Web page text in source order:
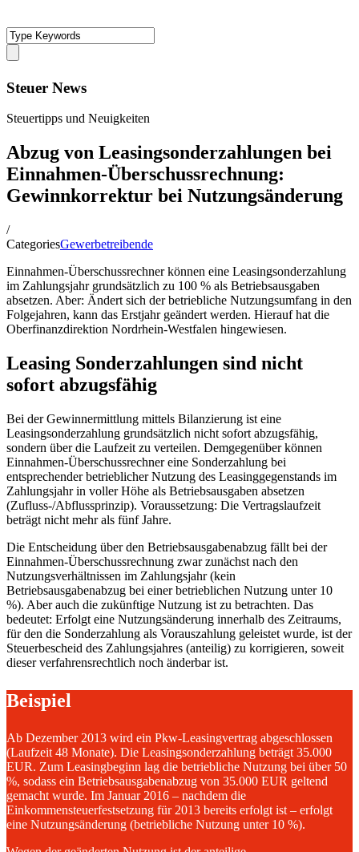
Steuer News
Steuertipps und Neuigkeiten
Abzug von Leasingsonderzahlungen bei
Einnahmen-Überschussrechnung:
Gewinnkorrektur bei Nutzungsänderung
/
CategoriesGewerbetreibende
Einnahmen-Überschussrechner können eine Leasingsonderzahlung
im Zahlungsjahr grundsätzlich zu 100 % als Betriebsausgaben
absetzen. Aber: Ändert sich der betriebliche Nutzungsumfang in den
Folgejahren, kann das Erstjahr geändert werden. Hierauf hat die
Oberfinanzdirektion Nordrhein-Westfalen hingewiesen.
Leasing Sonderzahlungen sind nicht
sofort abzugsfähig
Bei der Gewinnermittlung mittels Bilanzierung ist eine
Leasingsonderzahlung grundsätzlich nicht sofort abzugsfähig,
sondern über die Laufzeit zu verteilen. Demgegenüber können
Einnahmen-Überschussrechner eine Sonderzahlung bei
entsprechender betrieblicher Nutzung des Leasinggegenstands im
Zahlungsjahr in voller Höhe als Betriebsausgaben absetzen
(Zufluss-/Abflussprinzip). Voraussetzung: Die Vertragslaufzeit
beträgt nicht mehr als fünf Jahre.
Die Entscheidung über den Betriebsausgabenabzug fällt bei der
Einnahmen-Überschussrechnung zwar zunächst nach den
Nutzungsverhältnissen im Zahlungsjahr (kein
Betriebsausgabenabzug bei einer betrieblichen Nutzung unter 10
%). Aber auch die zukünftige Nutzung ist zu betrachten. Das
bedeutet: Erfolgt eine Nutzungsänderung innerhalb des Zeitraums,
für den die Sonderzahlung als Vorauszahlung geleistet wurde, ist der
Steuerbescheid des Zahlungsjahres (anteilig) zu korrigieren, soweit
dieser verfahrensrechtlich noch änderbar ist.
Beispiel
Ab Dezember 2013 wird ein Pkw-Leasingvertrag abgeschlossen
(Laufzeit 48 Monate). Die Leasingsonderzahlung beträgt 35.000
EUR. Zum Leasingbeginn lag die betriebliche Nutzung bei über 50
%, sodass ein Betriebsausgabenabzug von 35.000 EUR geltend
gemacht wurde. Im Januar 2016 – nachdem die
Einkommensteuerfestsetzung für 2013 bereits erfolgt ist – erfolgt
eine Nutzungsänderung (betriebliche Nutzung unter 10 %).